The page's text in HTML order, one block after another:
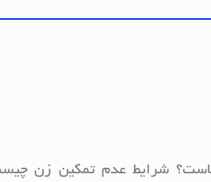
شرایط عدم تمکین زن